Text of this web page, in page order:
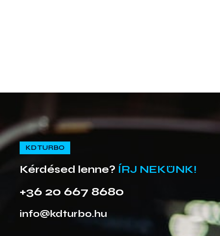
KD TURBO
Kérdésed lenne? ÍRJ NEKÜNK!
+36 20 667 8680
info@kdturbo.hu